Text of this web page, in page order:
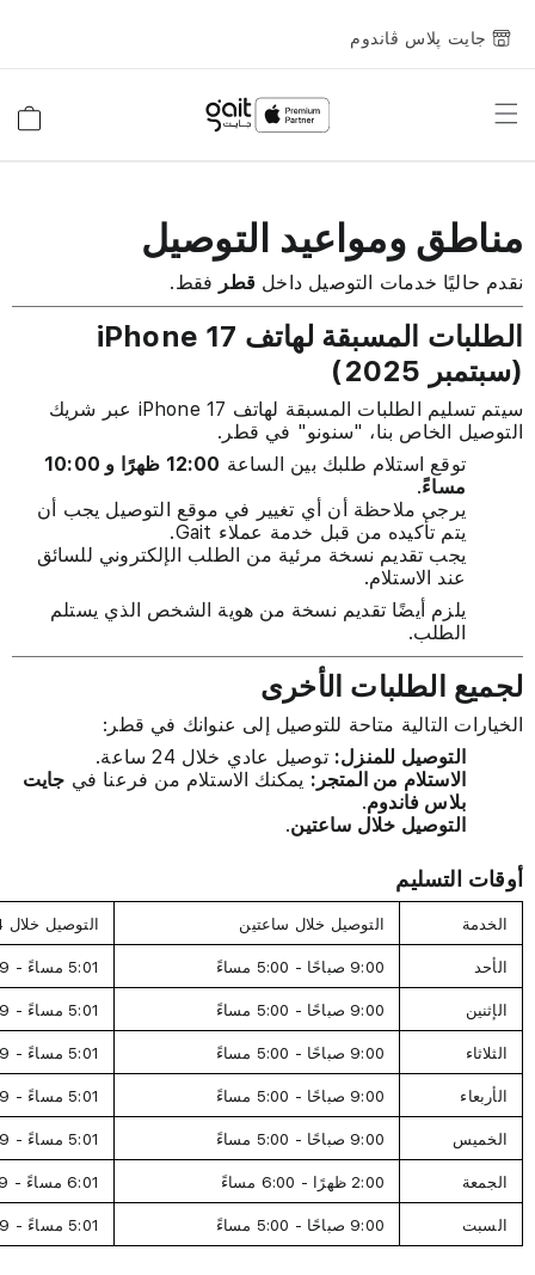
جايت پلاس ڤاندوم
Toggle
مناطق ومواعيد التوصيل
نقدم حاليًا خدمات التوصيل داخل قطر فقط.
الطلبات المسبقة لهاتف iPhone 17
(سبتمبر 2025)
سيتم تسليم الطلبات المسبقة لهاتف iPhone 17 عبر شريك
التوصيل الخاص بنا، "سنونو" في قطر.
توقع استلام طلبك بين الساعة
12:00 ظهرًا و 10:00
مساءً.
يرجى ملاحظة أن أي تغيير في موقع التوصيل يجب أن
يتم تأكيده من قبل خدمة عملاء Gait
.
يجب تقديم نسخة مرئية من الطلب الإلكتروني للسائق
عند الاستلام.
يلزم أيضًا تقديم نسخة من هوية الشخص الذي يستلم
الطلب.
لجميع الطلبات الأخرى
الخيارات التالية متاحة للتوصيل إلى عنوانك في قطر:
التوصيل للمنزل: توصيل عادي خلال 24 ساعة.
الاستلام من المتجر: يمكنك الاستلام من فرعنا في جايت
بلاس فاندوم.
التوصيل خلال ساعتين.
أوقات التسليم
الخدمة التوصيل خلال ساعتين التوصيل خلال 24 ساعة
الأحد 9:00 صباحًا - 5:00 مساءً 5:01 مساءً - 8:59 صباحًا
الإثنين 9:00 صباحًا - 5:00 مساءً 5:01 مساءً - 8:59 صباحًا
الثلاثاء 9:00 صباحًا - 5:00 مساءً 5:01 مساءً - 8:59 صباحًا
الأربعاء 9:00 صباحًا - 5:00 مساءً 5:01 مساءً - 8:59 صباحًا
الخميس 9:00 صباحًا - 5:00 مساءً 5:01 مساءً - 8:59 صباحًا
الجمعة 2:00 ظهرًا - 6:00 مساءً 6:01 مساءً - 1:59 ظهرًا
السبت 9:00 صباحًا - 5:00 مساءً 5:01 مساءً - 8:59 صباحًا